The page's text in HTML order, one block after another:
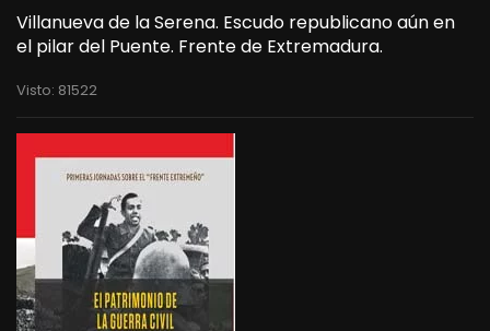
Villanueva de la Serena. Escudo republicano aún en
el pilar del Puente. Frente de Extremadura.
Visto: 81522